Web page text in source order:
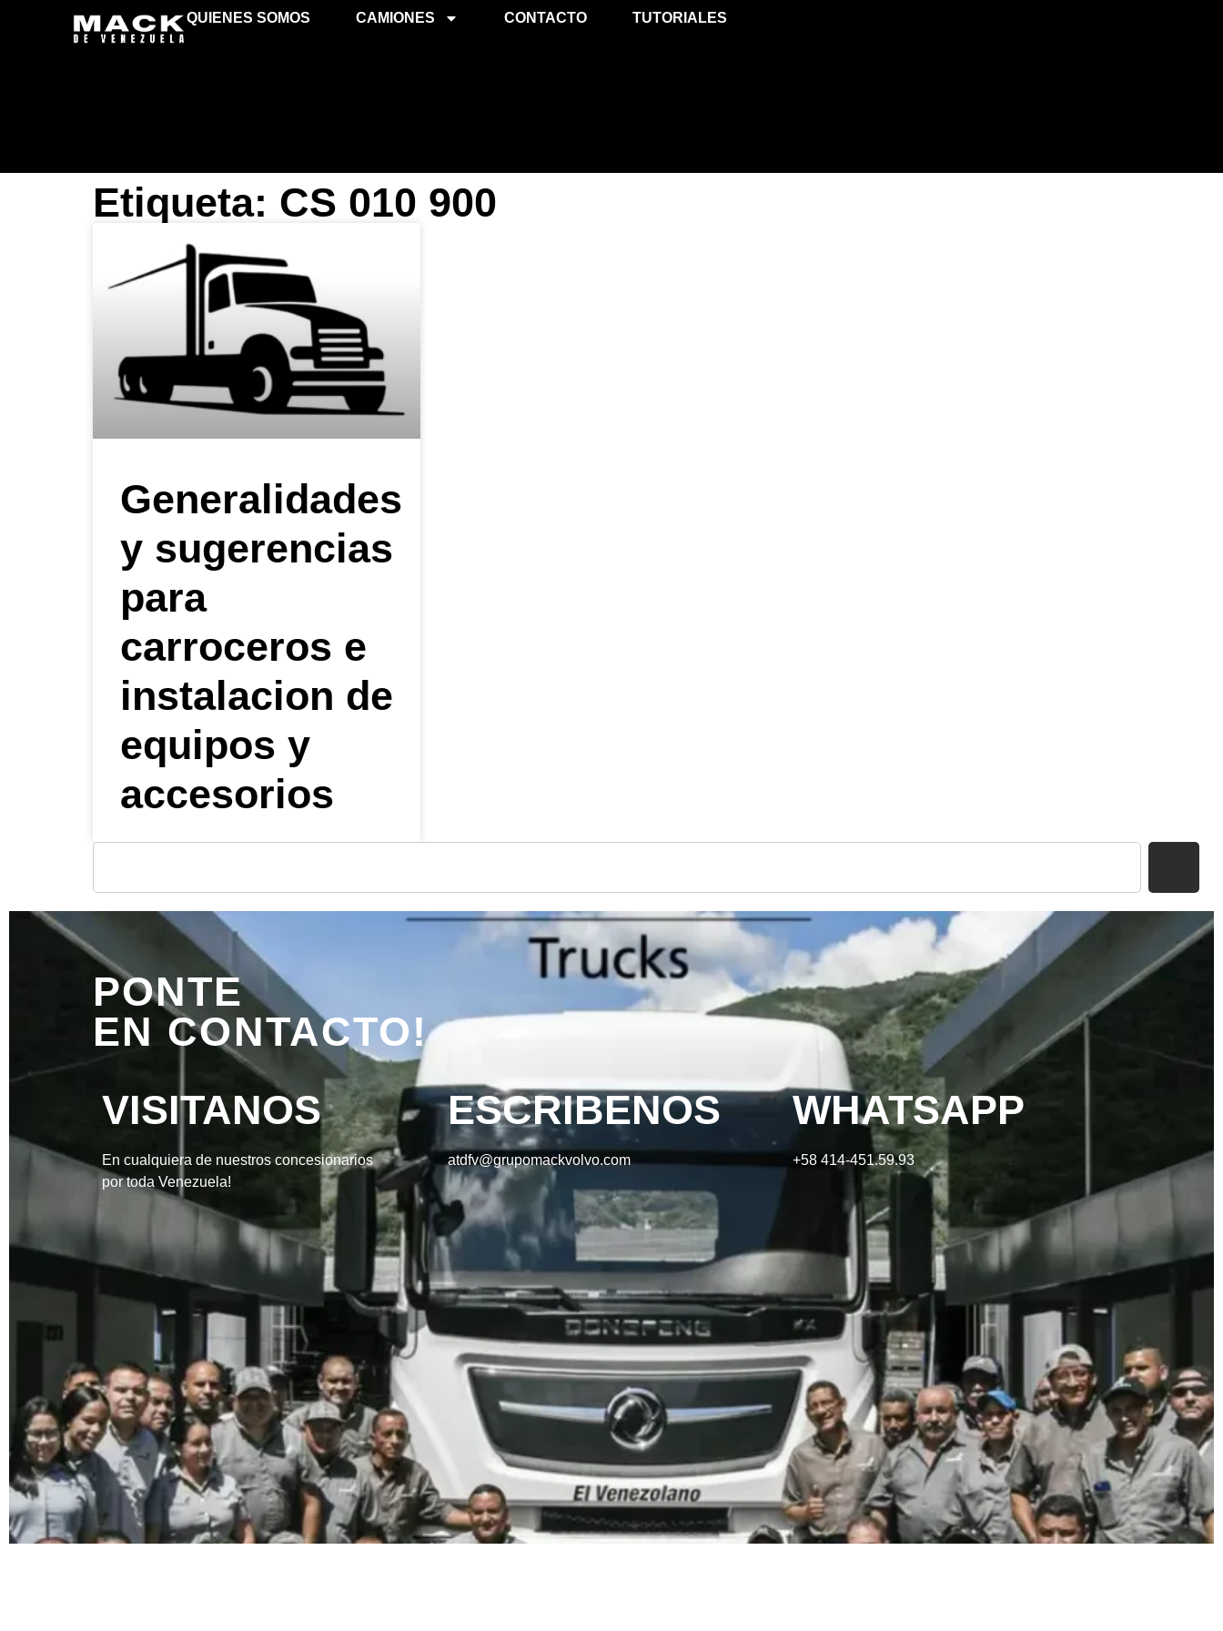
QUIENES SOMOS CAMIONES CONTACTO TUTORIALES
Etiqueta: CS 010 900
Generalidades
y sugerencias
para
carroceros e
instalacion de
equipos y
accesorios
PONTE
EN CONTACTO!
VISITANOS
En cualquiera de nuestros concesionarios
por toda Venezuela!
ESCRIBENOS
atdfv@grupomackvolvo.com
WHATSAPP
+58 414-451.59.93